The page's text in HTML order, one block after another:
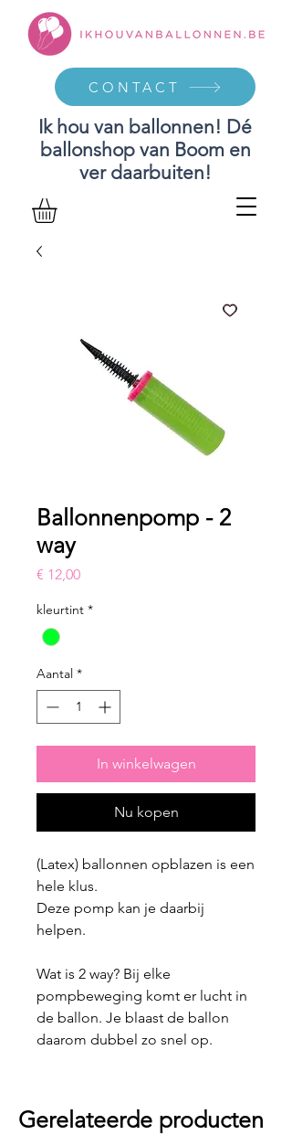
Ik hou van ballonnen! Dé
ballonshop van Boom en
ver daarbuiten!
CONTACT
Ballonnenpomp - 2
way
€ 12,00Prijs
kleurtint *
Aantal *
In winkelwagen
Nu kopen
(Latex) ballonnen opblazen is een
hele klus.
Deze pomp kan je daarbij
helpen.
Wat is 2 way? Bij elke
pompbeweging komt er lucht in
de ballon. Je blaast de ballon
daarom dubbel zo snel op.
Gerelateerde producten